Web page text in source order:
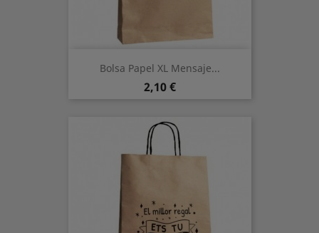
Bolsa Papel XL Mensaje...
Precio
2,10 €